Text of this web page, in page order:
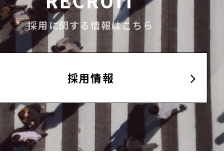
採用に関する情報はこちら
採用情報